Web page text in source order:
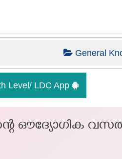
General
Level/ LDC App
ഔദ്യോഗിക